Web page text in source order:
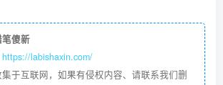
笔傻新
https://labishaxin.com/
于互联网，如果有侵权内容、请联系我们删